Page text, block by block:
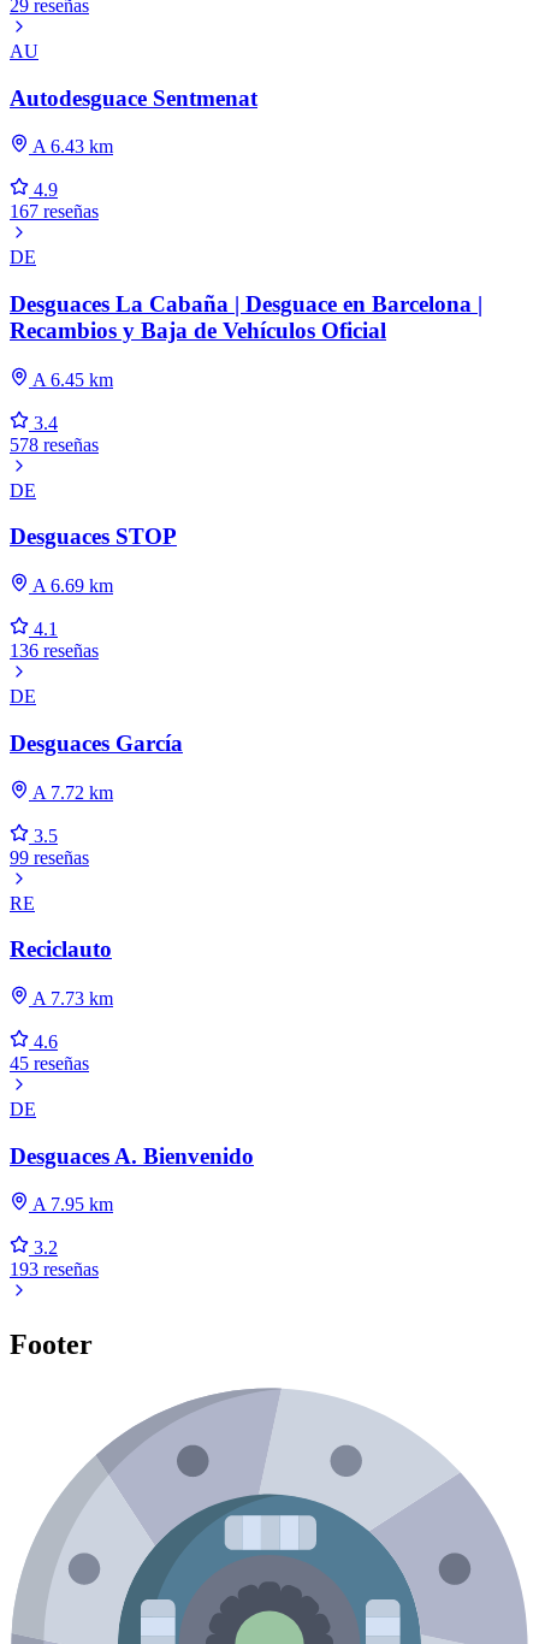
29 reseñas
AU
Autodesguace Sentmenat
A 6.43 km
4.9
167 reseñas
DE
Desguaces La Cabaña | Desguace en Barcelona |
Recambios y Baja de Vehículos Oficial
A 6.45 km
3.4
578 reseñas
DE
Desguaces STOP
A 6.69 km
4.1
136 reseñas
DE
Desguaces García
A 7.72 km
3.5
99 reseñas
RE
Reciclauto
A 7.73 km
4.6
45 reseñas
DE
Desguaces A. Bienvenido
A 7.95 km
3.2
193 reseñas
Footer